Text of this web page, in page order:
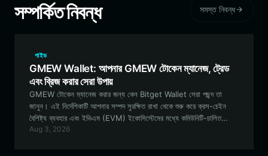
সম্পর্কিত নিবন্ধ সমস্ত নিবন্ধ
গাইড
GMEW Wallet: আপনার GMEW টোকেন ম্যানেজ, ট্রেড
এবং ব্রিজ করার সেরা উপায়
GMEW টোকেন ম্যানেজ করার জন্য কেন Bitget Wallet সেরা পছন্দ তা
জানুন। এই নির্দেশিকাটি আপনার সম্পদ সুরক্ষিত রাখা থেকে শুরু করে ক্রস-চেইন
বৈশিষ্ট্য ব্যবহার এবং ইভিএম (EVM) ইকোসিস্টেমের মধ্যে কমিউনিটি-চালিত
গভর্নেন্স পর্যন্ত সবকিছু কভার করে।
Aug 3, 2026